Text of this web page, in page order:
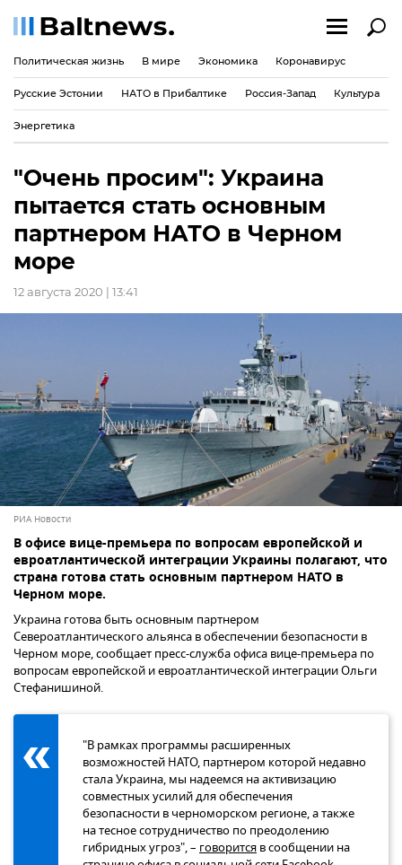
Политическая жизнь В мире Экономика Коронавирус
Русские Эстонии НАТО в Прибалтике Россия-Запад Культура
Энергетика
"Очень просим": Украина
пытается стать основным
партнером НАТО в Черном
море
12 августа 2020 | 13:41
РИА Новости
В офисе вице-премьера по вопросам европейской и
евроатлантической интеграции Украины полагают, что
страна готова стать основным партнером НАТО в
Черном море.
Украина готова быть основным партнером
Североатлантического альянса в обеспечении безопасности в
Черном море, сообщает пресс-служба офиса вице-премьера по
вопросам европейской и евроатлантической интеграции Ольги
Стефанишиной.
"В рамках программы расширенных
возможностей НАТО, партнером которой недавно
стала Украина, мы надеемся на активизацию
совместных усилий для обеспечения
безопасности в черноморском регионе, а также
на тесное сотрудничество по преодолению
гибридных угроз", – говорится в сообщении на